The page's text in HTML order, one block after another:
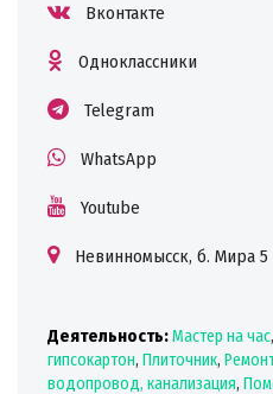
Вконтакте
Одноклассники
Telegram
WhatsApp
Youtube
Невинномысск, б. Мира 5
Деятельность:Мастер на час,
гипсокартон, Плиточник,
водопровод, канализация,